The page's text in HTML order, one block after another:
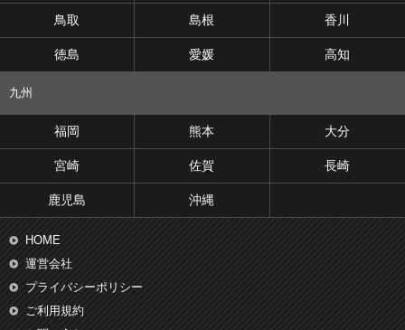
鳥取 島根 香川
徳島 愛媛 高知
九州
福岡 熊本 大分
宮崎 佐賀 長崎
鹿児島 沖縄
HOME
運営会社
プライバシーポリシー
ご利用規約